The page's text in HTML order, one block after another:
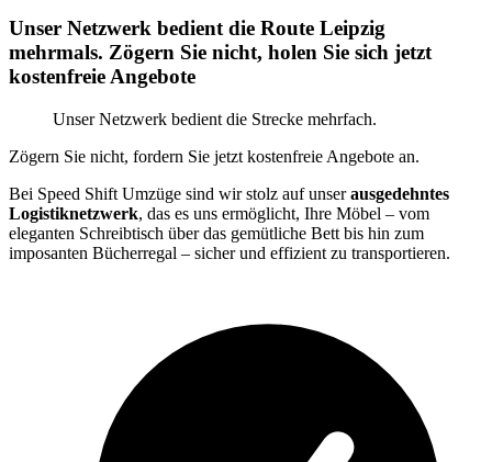
Unser Netzwerk bedient die Route Leipzig
mehrmals. Zögern Sie nicht, holen Sie sich jetzt
kostenfreie Angebote
Unser Netzwerk bedient die Strecke mehrfach.
Zögern Sie nicht, fordern Sie jetzt kostenfreie Angebote an.
Bei Speed Shift Umzüge sind wir stolz auf unserausgedehntes
Logistiknetzwerk, das es uns ermöglicht, Ihre Möbel – vom
eleganten Schreibtisch über das gemütliche Bett bis hin zum
imposanten Bücherregal – sicher und effizient zu transportieren.